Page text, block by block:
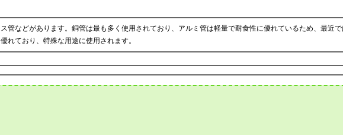
管などがあります。銅管は最も多く使用されており、アルミ管は軽量で耐食性に優れているため、最近
れており、特殊な用途に使用されます。